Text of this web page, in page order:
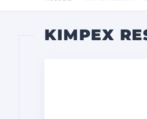
KIMPEX